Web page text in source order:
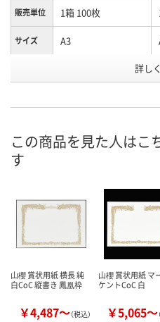
販売単位 1箱 100枚
サイズ A3
プ
お申込番
在庫 直送品
数量
カゴへ
詳し
この商品を見た人はこ
す
山櫻 賞状用紙 横長 純
白CoC 縦書き 鳳凰枠
￥4,487～（税込）
山櫻 賞状用紙 マ
ケントCoC 白
￥5,065～